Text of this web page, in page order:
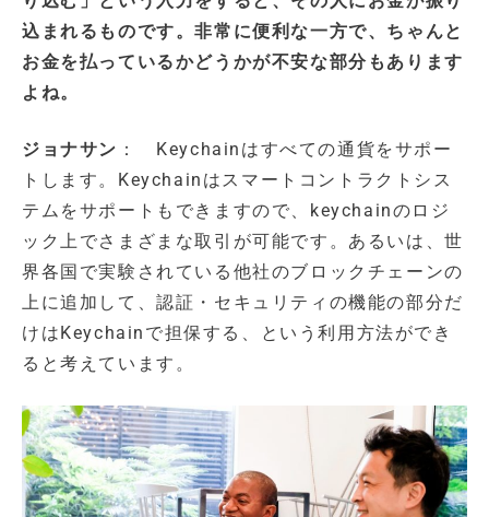
込まれるものです。非常に便利な一方で、ちゃんと
お金を払っているかどうかが不安な部分もあります
よね。
ジョナサン ： Keychainはすべての通貨をサポー
トします。Keychainはスマートコントラクトシス
テムをサポートもできますので、keychainのロジ
ック上でさまざまな取引が可能です。あるいは、世
界各国で実験されている他社のブロックチェーンの
上に追加して、認証・セキュリティの機能の部分だ
けはKeychainで担保する、という利用方法ができ
ると考えています。